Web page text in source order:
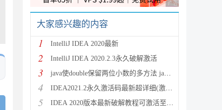
广告 商业广告，理性
大家感兴趣的内容
1 IntelliJ IDEA 2020最新
2 IntelliJ IDEA 2020.2.3永久破解激活
3 java使double保留两位小数的多方法 java保留两位
4 IDEA2021.2永久激活码最新超详细(激活到2099)
5 IDEA 2020版本最新破解教程可激活至2089